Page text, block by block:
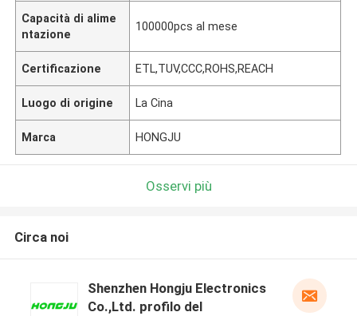
Capacità di alime
ntazione
100000pcs al mese
Certificazione ETL,TUV,CCC,ROHS,REACH
Luogo di origine La Cina
Marca HONGJU
Osservi più
Circa noi
Shenzhen Hongju Electronics
Co.,Ltd. profilo del